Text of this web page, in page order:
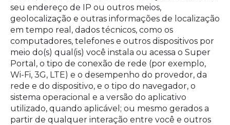
seu endereço de IP ou outros meios,
geolocalização e outras informações de localização
em tempo real, dados técnicos, como os
computadores, telefones e outros dispositivos por
meio do(s) qual(is) você instala ou acessa o Super
Portal, o tipo de conexão de rede (por exemplo,
Wi-Fi, 3G, LTE) e o desempenho do provedor, da
rede e do dispositivo, e o tipo do navegador, o
sistema operacional e a versão do aplicativo
utilizado, quando aplicável; ou mesmo gerados a
partir de qualquer interação entre você e outros